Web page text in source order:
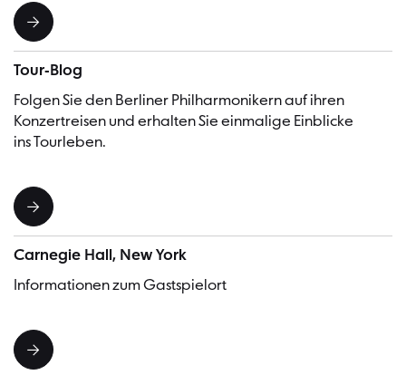
Tour-Blog
Folgen Sie den Berliner Philharmonikern auf ihren
Konzertreisen und erhalten Sie einmalige Einblicke
ins Tourleben.
Carnegie Hall, New York
Informationen zum Gastspielort